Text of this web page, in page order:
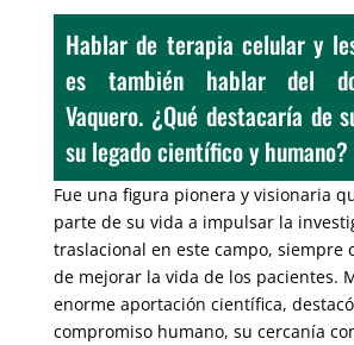
Hablar de terapia celular y
es también hablar del
Vaquero. ¿Qué destacaría de
su legado científico y humano?
Fue una figura pionera y visionaria
parte de su vida a impulsar la
traslacional en este campo, siempre
de mejorar la vida de los pacientes.
enorme aportación científica,
compromiso humano, su cercanía